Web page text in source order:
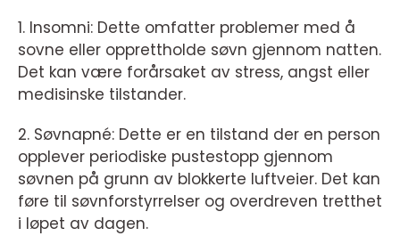
1. Insomni: Dette omfatter problemer med å
sovne eller opprettholde søvn gjennom natten.
Det kan være forårsaket av stress, angst eller
medisinske tilstander.
2. Søvnapné: Dette er en tilstand der en person
opplever periodiske pustestopp gjennom
søvnen på grunn av blokkerte luftveier. Det kan
føre til søvnforstyrrelser og overdreven tretthet
i løpet av dagen.